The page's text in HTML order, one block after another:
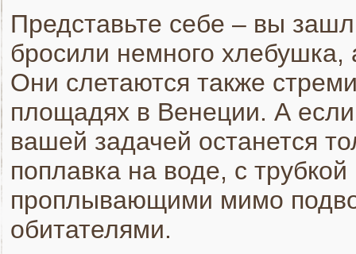
Представьте себе – вы
бросили немного хлебушка,
Они слетаются также
площадях в Венеции. А если
вашей задачей останется
поплавка на воде, с
проплывающими мимо
обитателями.